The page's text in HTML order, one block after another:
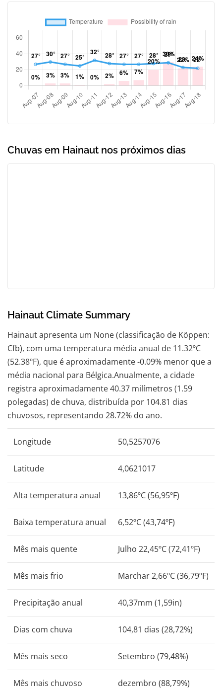
Chuvas em Hainaut nos próximos dias
Hainaut Climate Summary
Hainaut apresenta um None (classificação de Köppen:
Cfb), com uma temperatura média anual de 11.32ºC
(52.38ºF), que é aproximadamente -0.09% menor que a
média nacional para Bélgica.Anualmente, a cidade
registra aproximadamente 40.37 milímetros (1.59
polegadas) de chuva, distribuída por 104.81 dias
chuvosos, representando 28.72% do ano.
Longitude 50,5257076
Latitude 4,0621017
Alta temperatura anual 13,86ºC (56,95ºF)
Baixa temperatura anual 6,52ºC (43,74ºF)
Mês mais quente Julho 22,45ºC (72,41ºF)
Mês mais frio Marchar 2,66ºC (36,79ºF)
Precipitação anual 40,37mm (1,59in)
Dias com chuva 104,81 dias (28,72%)
Mês mais seco Setembro (79,48%)
Mês mais chuvoso dezembro (88,79%)